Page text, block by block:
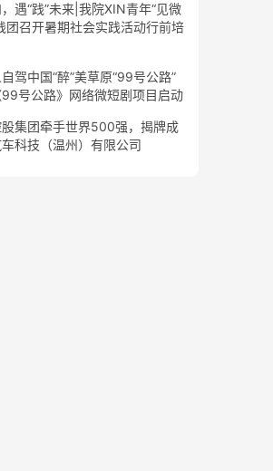
遇“践”未来|我院XIN青年“见微
团召开暑期社会实践活动行前培
驾中国“醉”美草原“99号公路”
号公路》网络微短剧项目启动
集团牵手世界500强，揭牌成
科技（温州）有限公司